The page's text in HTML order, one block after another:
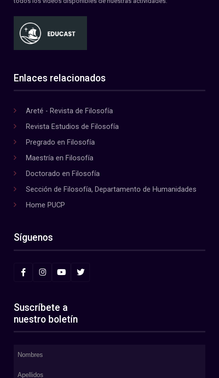
Enlaces relacionados
Areté - Revista de Filosofía
Revista Estudios de Filosofía
Pregrado en Filosofía
Maestría en Filosofía
Doctorado en Filosofía
Sección de Filosofía, Departamento de Humanidades
Home PUCP
Síguenos
Suscríbete a
nuestro boletín